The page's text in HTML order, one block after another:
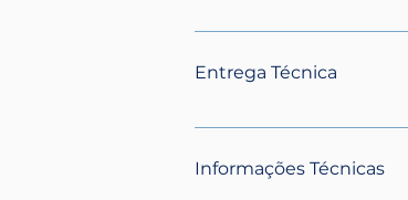
Garantia mecânica,
Entrega Técnica
Todos os nossos
valor do equipamento para
Informações Técnicas